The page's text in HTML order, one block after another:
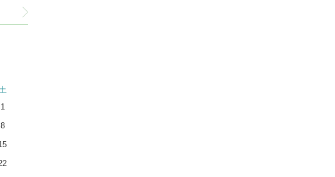
1
8